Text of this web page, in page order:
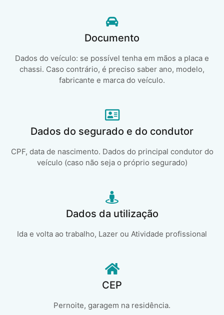
Documento
Dados do veículo: se possível tenha em mãos a placa e
chassi. Caso contrário, é preciso saber ano, modelo,
fabricante e marca do veículo.
Dados do segurado e do condutor
CPF, data de nascimento. Dados do principal condutor do
veículo (caso não seja o próprio segurado)
Dados da utilização
Ida e volta ao trabalho, Lazer ou Atividade profissional
CEP
Pernoite, garagem na residência.